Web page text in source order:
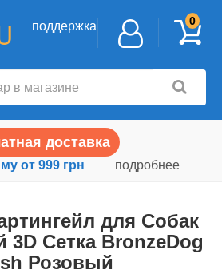
поддержка 0
доставка
от 999 грн подробнее
для Собак
Сетка BronzeDog
Розовый